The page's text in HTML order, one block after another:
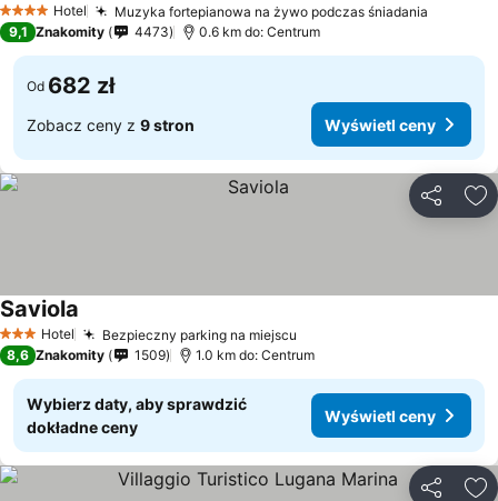
4 KategoriaHotel Muzyka fortepianowa na żywo podczas śniadania
9,1 Znakomity 4473 0.6 km do: Centrum
Od 682 zł
Zobacz ceny z 9 stron Wyświetl ceny
3 Kategoria
Hotel Bezpieczny parking na miejscu
Saviola
8,6 Znakomity 1509 1.0 km do: Centrum
Wybierz daty, aby sprawdzić
dokładne ceny
Wyświetl ceny